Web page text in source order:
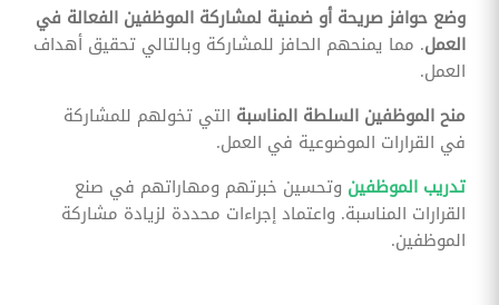
وضع حوافز صريحة أو ضمنية لمشاركة الموظفين الفعالة في
العمل. مما يمنحهم الحافز للمشاركة وبالتالي تحقيق أهداف
العمل.
منح الموظفين السلطة المناسبة التي تخولهم للمشاركة
في القرارات الموضوعية في العمل.
تدريب الموظفين وتحسين خبرتهم ومهاراتهم في صنع
القرارات المناسبة. واعتماد إجراءات محددة لزيادة مشاركة
الموظفين.